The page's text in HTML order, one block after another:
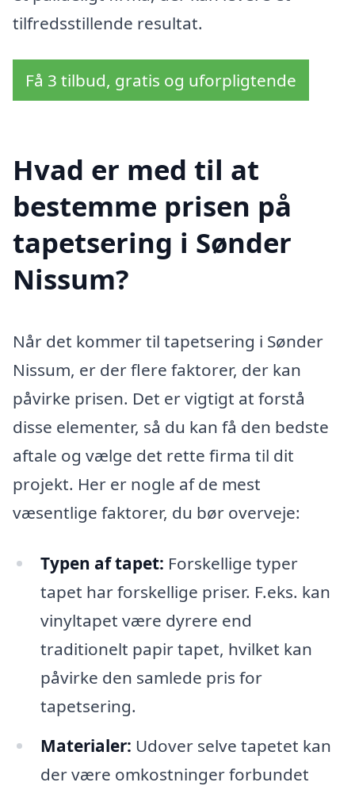
tilfredsstillende resultat.
Få 3 tilbud, gratis og uforpligtende
Hvad er med til at
bestemme prisen på
tapetsering i Sønder
Nissum?
Når det kommer til tapetsering i Sønder
Nissum, er der flere faktorer, der kan
påvirke prisen. Det er vigtigt at forstå
disse elementer, så du kan få den bedste
aftale og vælge det rette firma til dit
projekt. Her er nogle af de mest
væsentlige faktorer, du bør overveje:
Typen af tapet: Forskellige typer
tapet har forskellige priser. F.eks. kan
vinyltapet være dyrere end
traditionelt papir tapet, hvilket kan
påvirke den samlede pris for
tapetsering.
Materialer: Udover selve tapetet kan
der være omkostninger forbundet